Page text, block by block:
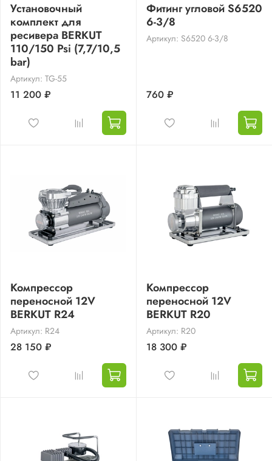
Установочный
комплект для
ресивера BERKUT
110/150 Psi (7,7/10,5
bar)
Артикул: TG-55
11 200 ₽
Фитинг угловой S6520
6-3/8
Артикул: S6520 6-3/8
760 ₽
Компрессор
переносной 12V
BERKUT R24
Артикул: R24
28 150 ₽
Компрессор
переносной 12V
BERKUT R20
Артикул: R20
18 300 ₽